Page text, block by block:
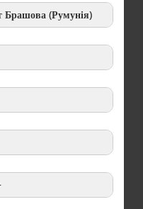
Брашова (Румунія)